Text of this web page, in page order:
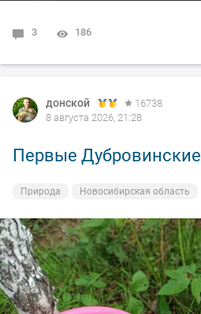
3 186
донской
16738
8 августа 2026, 21:28
Первые Дубровинские
Природа Новосибирская область